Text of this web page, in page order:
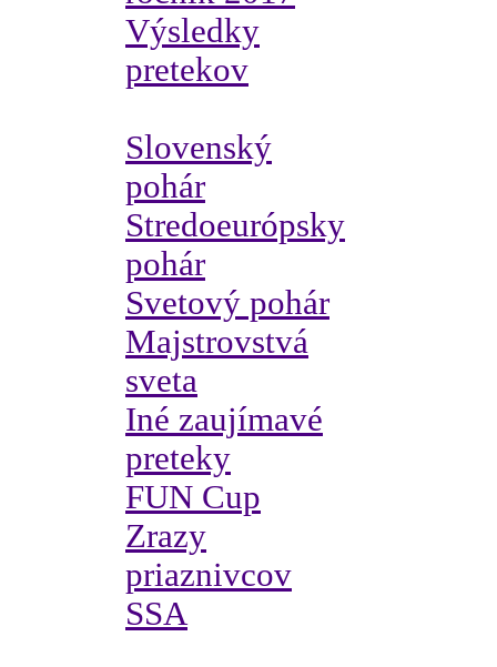
Výsledky
pretekov
Slovenský
pohár
Stredoeurópsky
pohár
Svetový pohár
Majstrovstvá
sveta
Iné zaujímavé
preteky
FUN Cup
Zrazy
priaznivcov
SSA